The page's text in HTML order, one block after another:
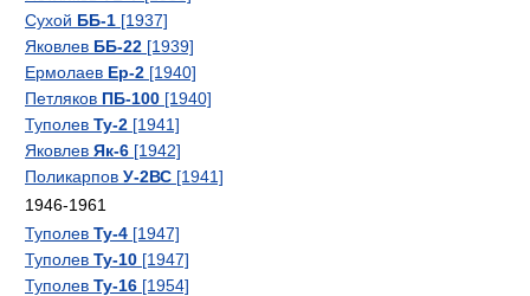
Сухой ББ-1 [1937]
Яковлев ББ-22 [1939]
Ермолаев Ер-2 [1940]
Петляков ПБ-100 [1940]
Туполев Ту-2 [1941]
Яковлев Як-6 [1942]
Поликарпов У-2ВС [1941]
1946-1961
Туполев Ту-4 [1947]
Туполев Ту-10 [1947]
Туполев Ту-16 [1954]